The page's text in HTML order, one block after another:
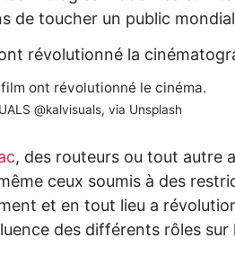
de toucher un public
ont révolutionné le cinéma.
@kalvisuals, via Unsplash
, des routeurs ou tout autre
ceux soumis à des
et en tout lieu a
des différents rôles sur